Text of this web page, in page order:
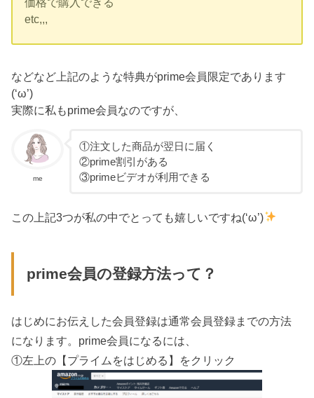
etc,,,
などなど上記のような特典がprime会員限定であります
(‘ω’)
実際に私もprime会員なのですが、
me
①注文した商品が翌日に届く
②prime割引がある
③primeビデオが利用できる
この上記3つが私の中でとっても嬉しいですね(‘ω’)
prime会員の登録方法って？
はじめにお伝えした会員登録は通常会員登録までの方法
になります。prime会員になるには、
①左上の【プライムをはじめる】をクリック